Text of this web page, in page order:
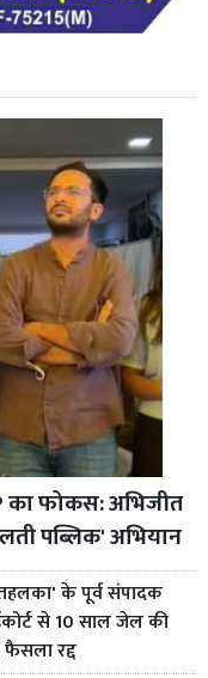
का फोकस: अभिजीत
पब्लिक' अभियान
के पूर्व संपादक
से 10 साल जेल की
रद्द